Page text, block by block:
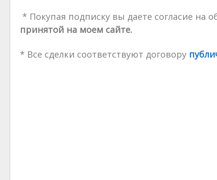
* Покупая подписку вы даете согласие на
принятой на моем сайте.
* Все сделки соответствуют договору